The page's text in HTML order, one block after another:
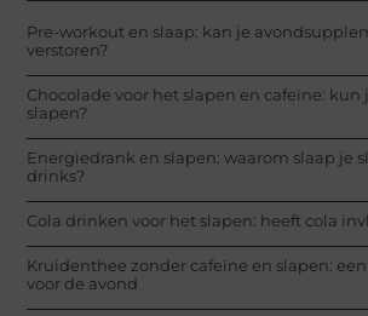
Pre-workout en slaap: kan je
verstoren?
Chocolade voor het slapen en cafeïne: kun
slapen?
Energiedrank en slapen: waarom slaap je
drinks?
Cola drinken voor het slapen: heeft cola
Kruidenthee zonder cafeïne en slapen:
voor de avond